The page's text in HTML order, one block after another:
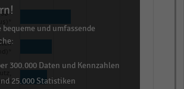
bequeme und umfassende
300.000 Daten und Kennzahlen
25.000 Statistiken